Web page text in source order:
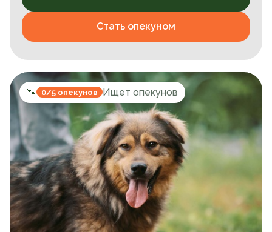
Стать опекуном
🐾 0/5 опекунов Ищет опекунов